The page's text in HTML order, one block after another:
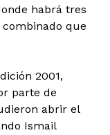
habrá tres
que
2001,
parte de
abrir el
Ismail